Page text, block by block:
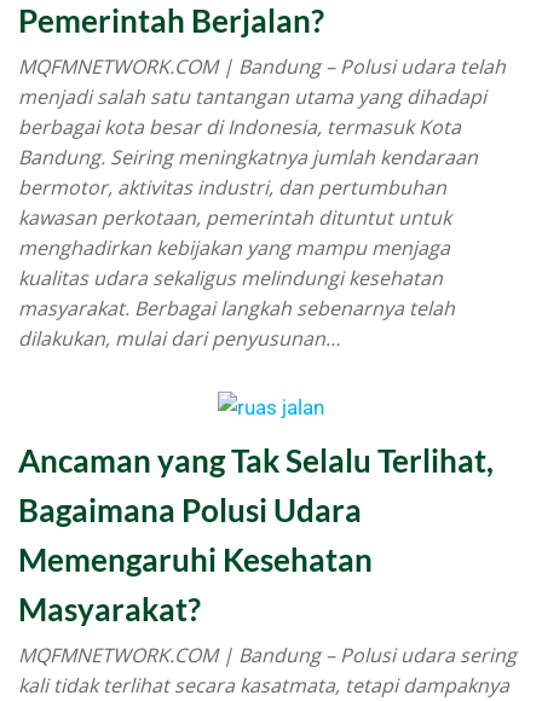
Pemerintah Berjalan?
MQFMNETWORK.COM | Bandung – Polusi udara telah
menjadi salah satu tantangan utama yang dihadapi
berbagai kota besar di Indonesia, termasuk Kota
Bandung. Seiring meningkatnya jumlah kendaraan
bermotor, aktivitas industri, dan pertumbuhan
kawasan perkotaan, pemerintah dituntut untuk
menghadirkan kebijakan yang mampu menjaga
kualitas udara sekaligus melindungi kesehatan
masyarakat. Berbagai langkah sebenarnya telah
dilakukan, mulai dari penyusunan…
Ancaman yang Tak Selalu Terlihat,
Bagaimana Polusi Udara
Memengaruhi Kesehatan
Masyarakat?
MQFMNETWORK.COM | Bandung – Polusi udara sering
kali tidak terlihat secara kasatmata, tetapi dampaknya